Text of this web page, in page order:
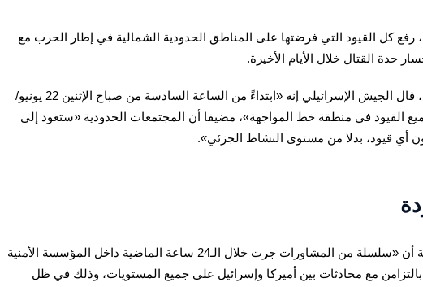
رفع كل القيود التي فرضتها على المناطق الحدودية الشمالية في إطار الحرب مع
حدة القتال خلال الأيام الأخيرة.
وبحسب وكالة فرانس برس، قال الجيش الإسرائيلي إنه «ابتداءً من الساعة السادسة من صباح الإثنين 22 يونيو/
رفع جميع القيود في منطقة خط المواجهة»، مضيفا أن المجتمعات الحدودية «ستعود إلى
قيود، بدلا من مستوى النشاط الجزئي».
وذكرت القناة 12 الإسرائيلية أن «سلسلة من المشاورات جرت خلال الـ24 ساعة الماضية داخل المؤسسة الأمنية
مع محادثات بين أميركا وإسرائيل على جميع المستويات، وذلك في ظل